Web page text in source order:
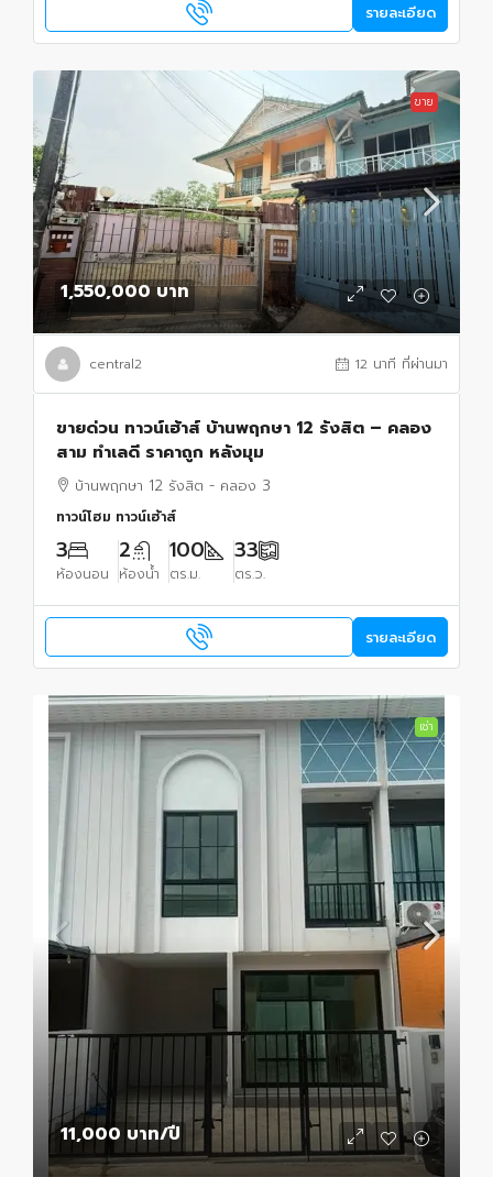
รายละเอียด
ขาย
1,550,000 บาท
central2 12 นาที ที่ผ่านมา
ขายด่วน ทาวน์เฮ้าส์ บ้านพฤกษา 12 รังสิต – คลอง
สาม ทำเลดี ราคาถูก หลังมุม
บ้านพฤกษา 12 รังสิต - คลอง 3
ทาวน์โฮม ทาวน์เฮ้าส์
3
ห้องนอน
2
ห้องน้ำ
100
ตร.ม.
33
ตร.ว.
รายละเอียด
เช่า
11,000 บาท/ปี